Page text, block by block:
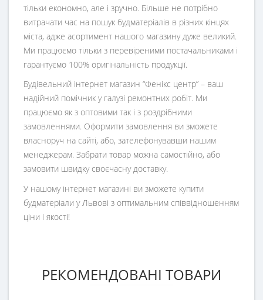
тільки економно, але і зручно. Більше не потрібно
витрачати час на пошук будматеріалів в різних кінцях
міста, адже асортимент нашого магазину дуже великий.
Ми працюємо тільки з перевіреними постачальниками і
гарантуємо 100% оригінальність продукції.
Будівельний інтернет магазин “Фенікс центр” – ваш
надійний помічник у галузі ремонтних робіт. Ми
працюємо як з оптовими так і з роздрібними
замовленнями. Оформити замовлення ви зможете
власноруч на сайті, або, зателефонувавши нашим
менеджерам. Забрати товар можна самостійно, або
замовити швидку своєчасну доставку.
У нашому інтернет магазині ви зможете купити
будматеріали у Львові з оптимальним співвідношенням
ціни і якості!
РЕКОМЕНДОВАНІ ТОВАРИ